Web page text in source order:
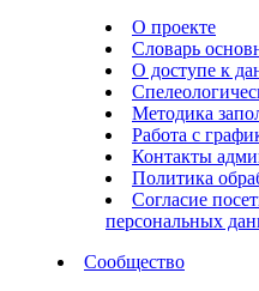
О проекте
Словарь
О доступе к
Методика
Работа с
Контакты
Политика
Согласие
персональных
Сообщество